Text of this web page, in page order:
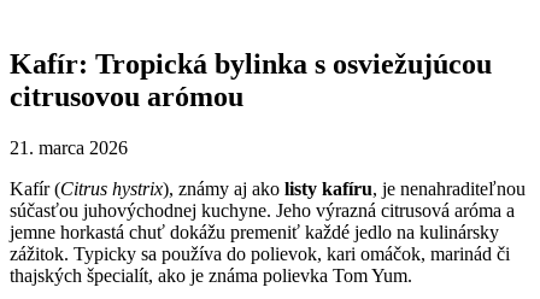
Kafír: Tropická bylinka s osviežujúcou
citrusovou arómou
21. marca 2026
Kafír (Citrus hystrix), známy aj ako listy kafíru, je nenahraditeľnou
súčasťou juhovýchodnej kuchyne. Jeho výrazná citrusová aróma a
jemne horkastá chuť dokážu premeniť každé jedlo na kulinársky
zážitok. Typicky sa používa do polievok, kari omáčok, marinád či
thajských špecialít, ako je známa polievka Tom Yum.